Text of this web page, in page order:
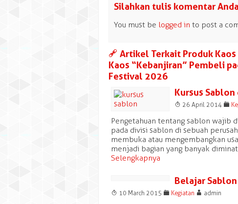
Silahkan tulis komentar Anda
You must be logged in to post a
a Artikel Terkait Produk
Kaos “Kebanjiran” Pembeli
Festival 2026
Kursus
T 26 April 2014 F
Pengetahuan tentang sablon wajib
pada divisi sablon di sebuah
membuka atau mengembangkan
menjadi bagian yang banyak
Selengkapnya
Belajar
T 10 March 2015 F Kegiatan A admin